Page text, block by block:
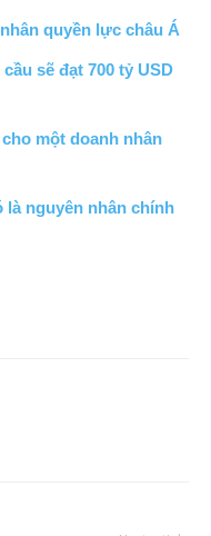
quyền lực châu Á
sẽ đạt 700 tỷ USD
một doanh nhân
nguyên nhân chính